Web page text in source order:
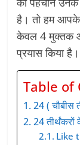
है। तो हम
केवल 4 मुक्तक
प्रयास किया है।
Table of
24 ( चौबीस
24 तीर्थंकरों
Like